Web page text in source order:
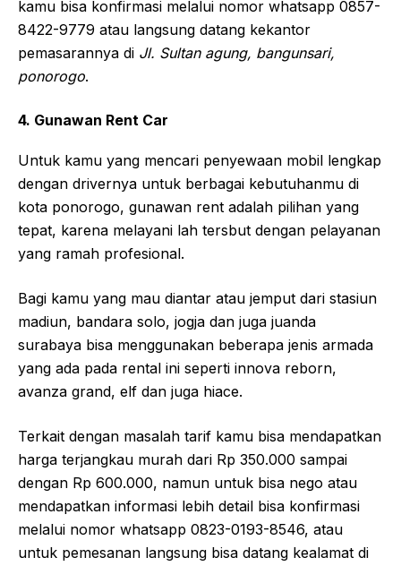
kamu bisa konfirmasi melalui nomor whatsapp 0857-
8422-9779 atau langsung datang kekantor
pemasarannya di Jl. Sultan agung, bangunsari,
ponorogo.
4. Gunawan Rent Car
Untuk kamu yang mencari penyewaan mobil lengkap
dengan drivernya untuk berbagai kebutuhanmu di
kota ponorogo, gunawan rent adalah pilihan yang
tepat, karena melayani lah tersbut dengan pelayanan
yang ramah profesional.
Bagi kamu yang mau diantar atau jemput dari stasiun
madiun, bandara solo, jogja dan juga juanda
surabaya bisa menggunakan beberapa jenis armada
yang ada pada rental ini seperti innova reborn,
avanza grand, elf dan juga hiace.
Terkait dengan masalah tarif kamu bisa mendapatkan
harga terjangkau murah dari Rp 350.000 sampai
dengan Rp 600.000, namun untuk bisa nego atau
mendapatkan informasi lebih detail bisa konfirmasi
melalui nomor whatsapp 0823-0193-8546, atau
untuk pemesanan langsung bisa datang kealamat di